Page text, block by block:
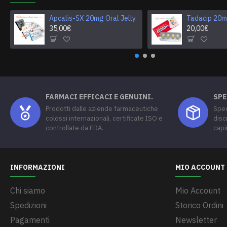
Apcalis-SX 20mg Oral Jelly
35,00€
Tadacip
20,00€
FARMACI EFFICACI E GENUINI.
Prodotti dalle aziende farmaceutiche
colossi internazionali, certificate ISO e
controllate da FDA.
INFORMAZIONI
Chi siamo
Spedizioni
Pagamenti
MIO ACCOUNT
Mio Account
Storico Ordini
Newsletter